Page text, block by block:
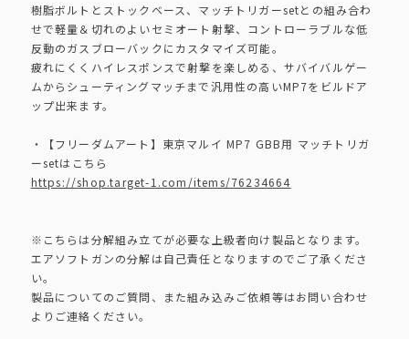
樹脂ボルトとストックベース、マッチトリガーsetとの組み合わ
せで軽量＆切れのよいセミオート射撃、コントローラブルな低
反動のガスブローバックにカスタマイズ可能。
疲れにくくハイレスポンスで射撃を楽しめる、サバイバルゲー
ムからシューティングマッチまで汎用性の高いMP7をビルドア
ップ出来ます。
・【フリーダムアート】東京マルイ MP7 GBB用 マッチトリガ
ーsetはこちら
https://shop.target-1.com/items/76234664
※こちらは分解組み立てが必要な上級者向け製品となります。
エアソフトガンの分解は自己責任となりますのでご了承くださ
い。
製品についてのご質問、また組み込みご依頼等はお問い合わせ
よりご連絡ください。